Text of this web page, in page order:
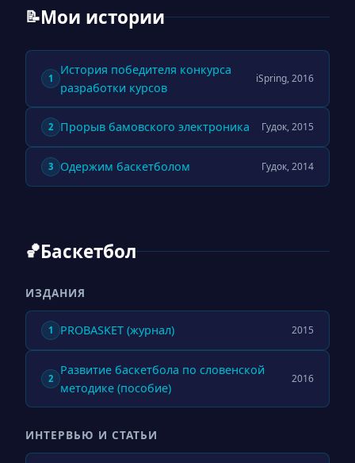
📝Мои истории
1
История победителя конкурса
разработки курсов
iSpring, 2016
2 Прорыв бамовского электроника Гудок, 2015
3 Одержим баскетболом Гудок, 2014
🏀Баскетбол
ИЗДАНИЯ
1 PROBASKET (журнал) 2015
2
Развитие баскетбола по словенской
методике (пособие)
2016
ИНТЕРВЬЮ И СТАТЬИ